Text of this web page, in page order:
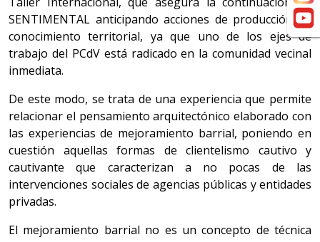
SENTIMENTAL anticipando acciones de producción de
conocimiento territorial, ya que uno de los ejes de
trabajo del PCdV está radicado en la comunidad vecinal
inmediata.
De este modo, se trata de una experiencia que permite
relacionar el pensamiento arquitectónico elaborado con
las experiencias de mejoramiento barrial, poniendo en
cuestión aquellas formas de clientelismo cautivo y
cautivante que caracterizan a no pocas de las
intervenciones sociales de agencias públicas y entidades
privadas.
El mejoramiento barrial no es un concepto de técnica